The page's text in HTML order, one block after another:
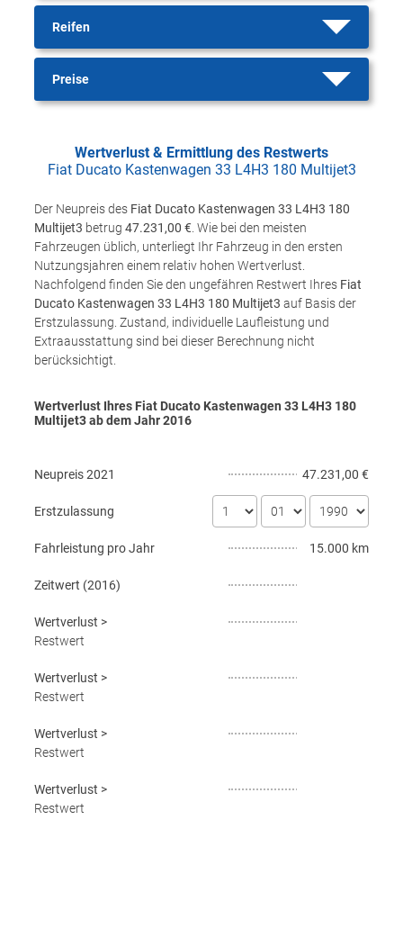
Reifen
Preise
Wertverlust & Ermittlung des Restwerts
Fiat Ducato Kastenwagen 33 L4H3 180 Multijet3
Der Neupreis des Fiat Ducato Kastenwagen 33 L4H3 180
Multijet3 betrug 47.231,00 € . Wie bei den meisten
Fahrzeugen üblich, unterliegt Ihr Fahrzeug in den ersten
Nutzungsjahren einem relativ hohen Wertverlust.
Nachfolgend finden Sie den ungefähren Restwert Ihres Fiat
Ducato Kastenwagen 33 L4H3 180 Multijet3 auf Basis der
Erstzulassung. Zustand, individuelle Laufleistung und
Extraausstattung sind bei dieser Berechnung nicht
berücksichtigt.
Wertverlust Ihres Fiat Ducato Kastenwagen 33 L4H3 180
Multijet3 ab dem Jahr2016
Neupreis2021 47.231,00 €
Erstzulassung
Fahrleistung pro Jahr 15.000 km
Zeitwert (2016)
Wertverlust >
Restwert
Wertverlust >
Restwert
Wertverlust >
Restwert
Wertverlust >
Restwert